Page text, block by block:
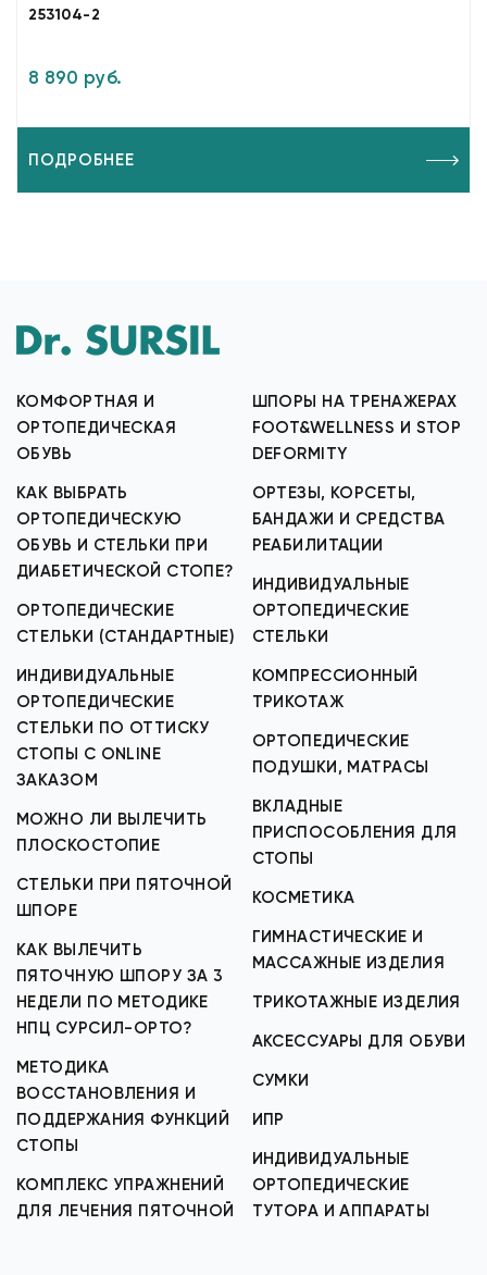
253104-2
8 890 руб.
ПОДРОБНЕЕ
КОМФОРТНАЯ И
ОРТОПЕДИЧЕСКАЯ
ОБУВЬ
КАК ВЫБРАТЬ
ОРТОПЕДИЧЕСКУЮ
ОБУВЬ И СТЕЛЬКИ ПРИ
ДИАБЕТИЧЕСКОЙ СТОПЕ?
ОРТОПЕДИЧЕСКИЕ
СТЕЛЬКИ (СТАНДАРТНЫЕ)
ИНДИВИДУАЛЬНЫЕ
ОРТОПЕДИЧЕСКИЕ
СТЕЛЬКИ ПО ОТТИСКУ
СТОПЫ С ONLINE
ЗАКАЗОМ
МОЖНО ЛИ ВЫЛЕЧИТЬ
ПЛОСКОСТОПИЕ
СТЕЛЬКИ ПРИ ПЯТОЧНОЙ
ШПОРЕ
КАК ВЫЛЕЧИТЬ
ПЯТОЧНУЮ ШПОРУ ЗА 3
НЕДЕЛИ ПО МЕТОДИКЕ
НПЦ СУРСИЛ-ОРТО?
МЕТОДИКА
ВОССТАНОВЛЕНИЯ И
ПОДДЕРЖАНИЯ ФУНКЦИЙ
СТОПЫ
КОМПЛЕКС УПРАЖНЕНИЙ
ДЛЯ ЛЕЧЕНИЯ ПЯТОЧНОЙ
ШПОРЫ НА ТРЕНАЖЕРАХ
FOOT&WELLNESS И STOP
DEFORMITY
ОРТЕЗЫ, КОРСЕТЫ,
БАНДАЖИ И СРЕДСТВА
РЕАБИЛИТАЦИИ
ИНДИВИДУАЛЬНЫЕ
ОРТОПЕДИЧЕСКИЕ
СТЕЛЬКИ
КОМПРЕССИОННЫЙ
ТРИКОТАЖ
ОРТОПЕДИЧЕСКИЕ
ПОДУШКИ, МАТРАСЫ
ВКЛАДНЫЕ
ПРИСПОСОБЛЕНИЯ ДЛЯ
СТОПЫ
КОСМЕТИКА
ГИМНАСТИЧЕСКИЕ И
МАССАЖНЫЕ ИЗДЕЛИЯ
ТРИКОТАЖНЫЕ ИЗДЕЛИЯ
АКСЕССУАРЫ ДЛЯ ОБУВИ
СУМКИ
ИПР
ИНДИВИДУАЛЬНЫЕ
ОРТОПЕДИЧЕСКИЕ
ТУТОРА И АППАРАТЫ